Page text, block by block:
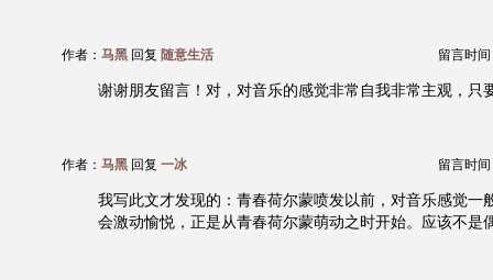
作者： 马黑 回复 随意生活 留言时间
谢谢朋友留言！对，对音乐的感觉非常自我非常主观，只
作者： 马黑 回复 一冰 留言时间
我写此文才发现的：青春荷尔蒙喷发以前，对音乐感觉一
会激动愉悦，正是从青春荷尔蒙萌动之时开始。应该不是